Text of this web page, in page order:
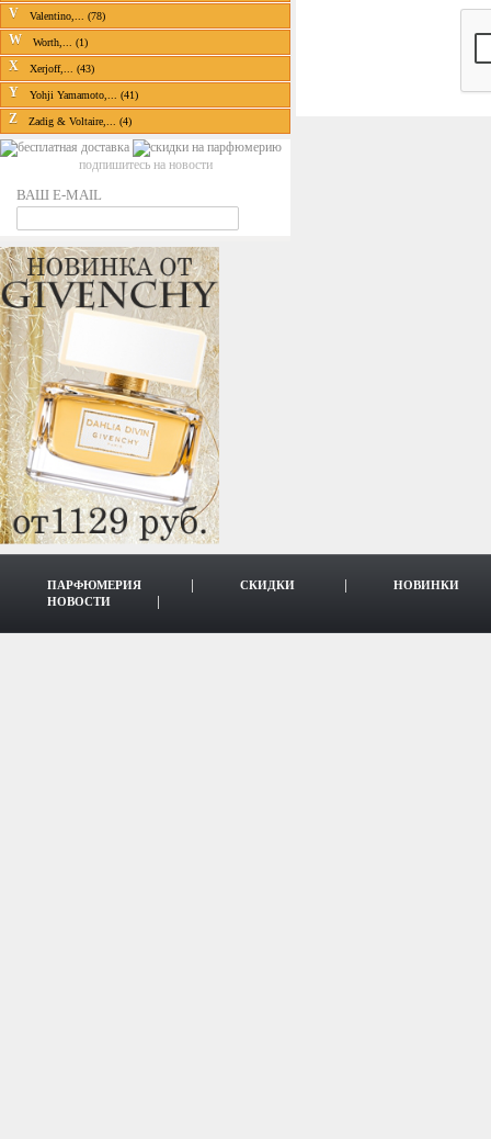
V Valentino,... (78)
W Worth,... (1)
X Xerjoff,... (43)
Y Yohji Yamamoto,... (41)
Z Zadig & Voltaire,... (4)
подпишитесь на новости
ВАШ E-MAIL
ПАРФЮМЕРИЯ СКИДКИ
НОВИНКИ
НОВОСТИ